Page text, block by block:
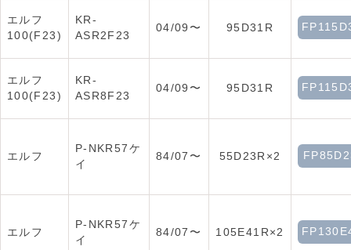
エルフ
100(F23)
KR-
ASR2F23
04/09〜 95D31R
エルフ
100(F23)
KR-
ASR8F23
04/09〜 95D31R
エルフ
P-NKR57ケ
イ
84/07〜 55D23R×2
エルフ
P-NKR57ケ
イ
84/07〜 105E41R×2